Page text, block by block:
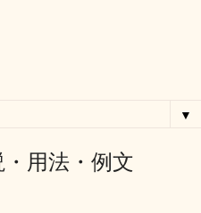
▼
用法・例文